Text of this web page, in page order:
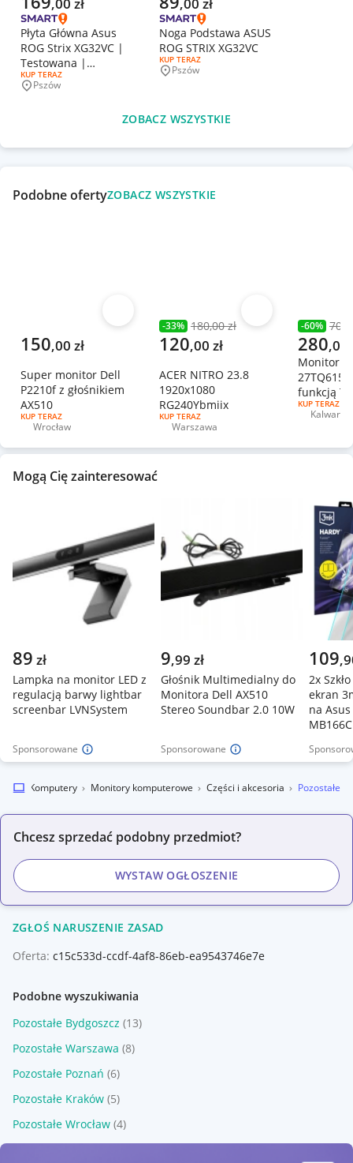
,00 zł
Płyta Główna Asus
ROG Strix XG32VC |
Testowana |
715GB553-MOC-B00-
005K
RODZAJ OFERTY:
KUP TERAZ
Miejscowość
Pszów
,00 zł
Noga Podstawa ASUS
ROG STRIX XG32VC
RODZAJ OFERTY:
KUP TERAZ
Miejscowość
Pszów
ZOBACZ WSZYSTKIE
Podobne ofertyZOBACZ WSZYSTKIE
Aktualna cena
150,00 zł
Super monitor Dell
P2210f z głośnikiem
AX510
RODZAJ OFERTY:
KUP TERAZ
Miejscowość
Wrocław
Obserwuj
Poprzednia cena
-33% 180,00 zł
Aktualna cena
120,00 zł
ACER NITRO 23.8
1920x1080
RG240Ybmiix
RODZAJ OFERTY:
KUP TERAZ
Miejscowość
Warszawa
Obserwuj
-60%
Aktualna
280,00
Monitor
funkcją TV
RODZAJ
KUP TERAZ
Kalwaria
Mogą Cię zainteresować
Sponsorowane
89 zł
Lampka na monitor LED z
regulacją barwy lightbar
screenbar LVNSystem
Sponsorowane
9,99 zł
Głośnik Multimedialny do
Monitora Dell AX510
Stereo Soundbar 2.0 10W
109,
2x
ekran
na
MB166C
Komputery Monitory komputerowe Części i akcesoria Pozostałe
Chcesz sprzedać podobny przedmiot?
WYSTAW OGŁOSZENIE
ZGŁOŚ NARUSZENIE ZASAD
Oferta: c15c533d-ccdf-4af8-86eb-ea9543746e7e
Podobne wyszukiwania
Pozostałe Bydgoszcz (13)
Pozostałe Warszawa (8)
Pozostałe Poznań (6)
Pozostałe Kraków (5)
Pozostałe Wrocław (4)